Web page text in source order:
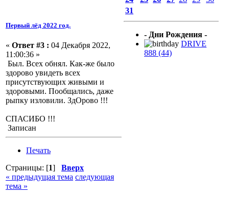
Первый лёд 2022 год.
« Ответ #3 : 04 Декабря 2022,
11:00:36 »
Был. Всех обнял. Как-же было
здорово увидеть всех
присутствующих живыми и
здоровыми. Пообщались, даже
рыпку изловили. ЗдОрово !!!
СПАСИБО !!!
Записан
Печать
Страницы: [1] Вверх
« предыдущая тема следующая
тема »
31
- Дни Рождения -
DRIVE
888 (44)